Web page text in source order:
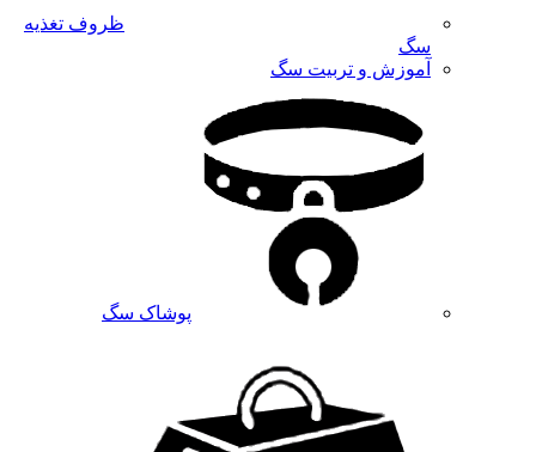
ظروف تغذیه
سگ
آموزش و تربیت سگ
پوشاک سگ